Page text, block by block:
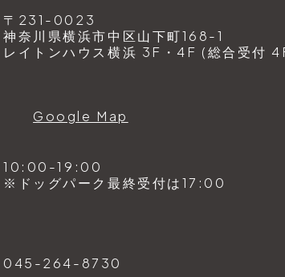
〒231-0023
神奈川県横浜市中区山下町168-1
レイトンハウス横浜 3F・4F (総合受付
Google Map
10:00-19:00
※ドッグパーク最終受付は17:00
045-264-8730